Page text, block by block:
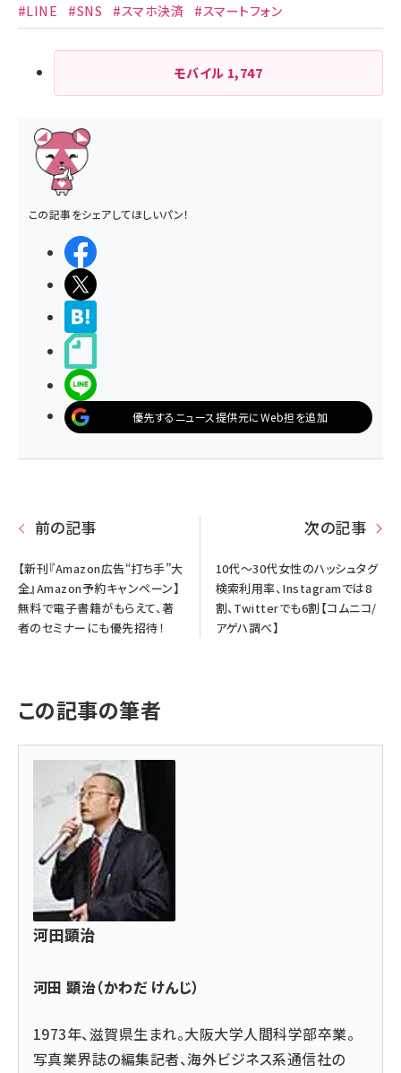
#LINE #SNS #スマホ決済 #スマートフォン
モバイル 1,747
この記事をシェアしてほしいパン！
優先するニュース提供元にWeb担を追加
前の記事
【新刊『Amazon広告“打ち手”大
全』Amazon予約キャンペーン】
無料で電子書籍がもらえて、著
者のセミナーにも優先招待！
次の記事
10代〜30代女性のハッシュタグ
検索利用率、Instagramでは8
割、Twitterでも6割【コムニコ/
アゲハ調べ】
この記事の筆者
河田顕治
河田 顕治（かわだ けんじ）
1973年、滋賀県生まれ。大阪大学人間科学部卒業。
写真業界誌の編集記者、海外ビジネス系通信社の